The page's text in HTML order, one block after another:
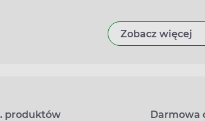
Zobacz więcej
produktów Darmowa